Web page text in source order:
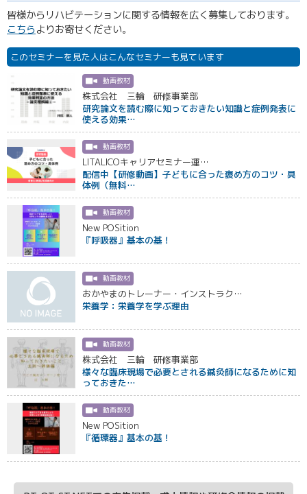
皆様からリハビテーションに関する情報を広く募集しております。
こちらよりお寄せください。
このセミナーを見た人はこんなセミナーも見ています
動画教材
株式会社 三輪 研修事業部
研究論文を読む際に知っておきたい知識と症例発表に
使える効果…
動画教材
LITALICOキャリアセミナー運…
配信中【研修動画】子どもに合った褒め方のコツ・具
体例（無料…
動画教材
New POSition
『呼吸器』基本の基！
動画教材
おかやまのトレーナー・インストラク…
栄養学：栄養学を学ぶ理由
動画教材
株式会社 三輪 研修事業部
様々な臨床現場で必要とされる鍼灸師になるために知
っておきた…
動画教材
New POSition
『循環器』基本の基！